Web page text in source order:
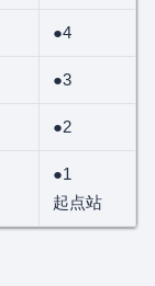
●4
●3
●2
●1
起点站